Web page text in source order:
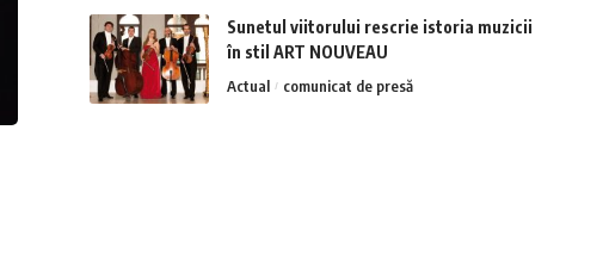
Sunetul viitorului rescrie istoria muzicii
în stil ART NOUVEAU
Actual comunicat de presă